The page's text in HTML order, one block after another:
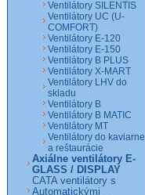
Ventilátory SILENTIS
Ventilátory UC (U-
COMFORT)
Ventilátory E-120
Ventilátory E-150
Ventilátory B PLUS
Ventilátory X-MART
Ventilátory LHV do
skladu
Ventilátory B
Ventilátory B MATIC
Ventilátory MT
Ventilátory do kaviarne
a reštaurácie
Axiálne ventilátory E-
GLASS / DISPLAY
CATA ventilátory s
Automatickými